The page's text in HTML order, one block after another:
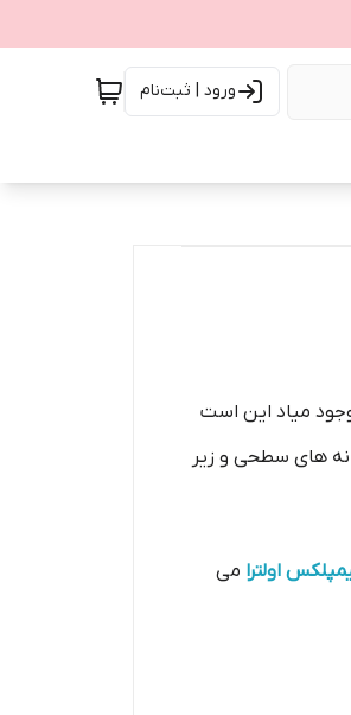
ورود | ثبت‌نام
میاد این است
های سطحی و زیر
اولترا می